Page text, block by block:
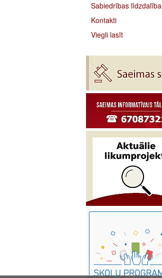
Sabiedrības līdzdalība
Kontakti
Viegli lasīt